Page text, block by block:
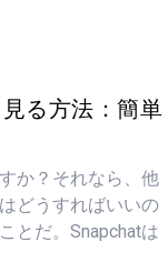
る方法：簡単
か？それなら、他
どうすればいいの
とだ。Snapchatは